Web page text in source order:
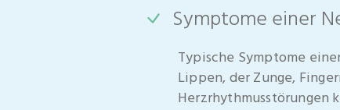
Symptome einer
Typische Symptome
Lippen, der Zunge,
Herzrhythmusstörungen